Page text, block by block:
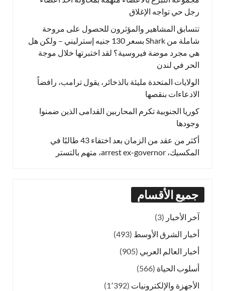
رجل حي تواجه الإغلاق
تتسابق المشاهير والمؤثرون للحصول على مروحة
شاملة من Shark بسعر 130 جنيه إسترليني – ولكن هل
هي مجرد موضة فيروسية؟ لقد اختبرتها خلال موجة
الحر في لندن
الولايات المتحدة مليئة بالذخائر، يقول ترامب، رافضاً
الادعاءات بنقصها
كوريا الجنوبية تكرم المحاربين القدامى الذين ضمنوا
وجودها
أكثر من عقد من الزمان بعد اختفاء 43 طالبًا في
المكسيك، arrest ex-governor، متهم بالتستر
جميع الأقسام
آخر الأخبار (3)
أخبار الشرق الأوسط (493)
أخبار العالم العربي (905)
أسلوب الحياة (566)
الأجهزة والإلكترونيات (1٬392)